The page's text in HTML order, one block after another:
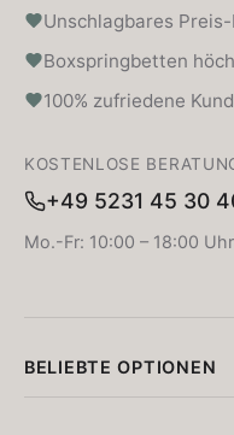
Unschlagbares
Boxspringbetten
100% zufriedene
KOSTENLOSE
+49 5231 45 30
Mo.-Fr: 10:00 – 18:00 Uhr
BELIEBTE OPTIONEN